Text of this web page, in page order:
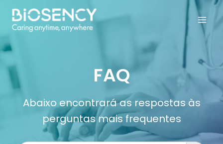
Skip
content
FAQ
Abaixo encontrará as respostas às
perguntas mais frequentes
Search Button